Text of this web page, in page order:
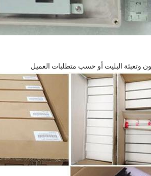
وتعبئة البليت أو حسب متطلبات العميل